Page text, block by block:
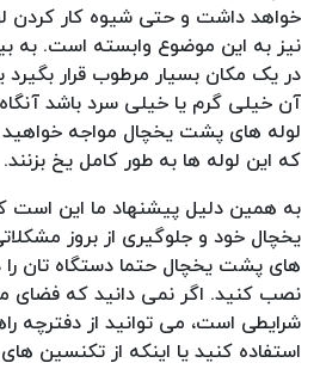
خواهد داشت و حتی شیوه کار کردن
نیز به این موضوع وابسته است. به
در یک مکان بسیار مرطوب قرار
آن خیلی گرم یا خیلی سرد باشد
لوله های پشت یخچال مواجه
که این لوله ها به طور کامل یخ بزنند.
به همین دلیل پیشنهاد ما این است
یخچال خود و جلوگیری از بروز
های پشت یخچال حتما دستگاه تان
نصب کنید. اگر نمی دانید که
شرایطی است، می توانید از دفترچه
استفاده کنید یا اینکه از تکنسین